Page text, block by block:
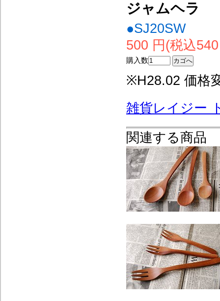
ジャムヘラ
●SJ20SW
500 円(税込
購入数
※H28.02 価格
雑貨レイジー
関連する商品